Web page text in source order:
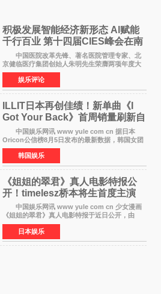
积极发展智能经济新形态 Al赋能
千行百业 第十四届CIES峰会在南
京盛大召开
中国医院改革先锋、著名医院管理专家、北
京健临医疗集团创始人朱明先生荣膺两项年度大
奖 2026年7月31日，盛夏金陵，长江之畔，
以重落地·真务实·强链接为主题的2026&lsquo;人
工智能+&rsquo
娱乐评论
ILLIT日本再创佳绩！新单曲《I
Got Your Back》首周销量刷新自
身纪录
中国娱乐网讯 www yule com cn 据日本
Oricon公信榜8月5日发布的最新数据，韩国女团
ILLIT在日本发行的第二张单曲《I Got Your
Back》首周销量达到71,009张，成功跻身最新一
期周单曲排行
韩国娱乐
《姐姐的翠君》真人电影特报公
开！timelesz桥本将生首度主演
12月4日上映
中国娱乐网讯 www yule com cn 少女漫画
《姐姐的翠君》真人电影特报于近日公开，由
timelesz成员桥本将生担任主演，这也是他首次
担任电影主演，引发高度关注。 女高中生咲
苗翠（中岛瑠菜
日本娱乐